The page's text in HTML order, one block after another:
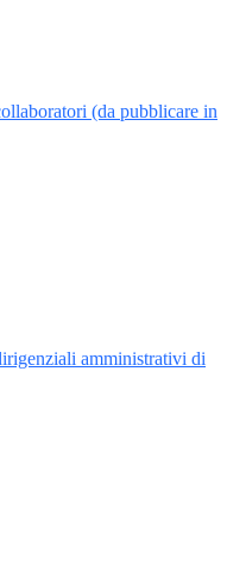
(da pubblicare in
amministrativi di